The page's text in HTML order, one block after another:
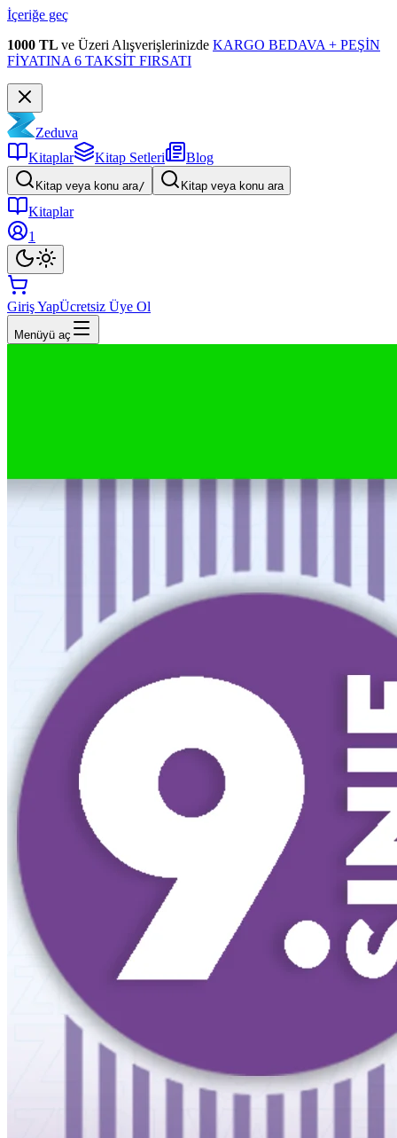
İçeriğe geç
1000 TL ve Üzeri Alışverişlerinizde KARGO BEDAVA + PEŞİN
FİYATINA 6 TAKSİT FIRSATI
Zeduva
Kitaplar
Kitap Setleri Blog
Kitap veya konu ara/ Kitap veya konu ara
Kitaplar
1
Giriş YapÜcretsiz Üye Ol
Menüyü aç